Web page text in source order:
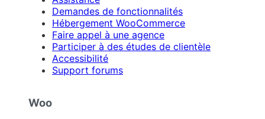
Demandes de fonctionnalités
Hébergement WooCommerce
Faire appel à une agence
Participer à des études de clientèle
Accessibilité
Support forums
Woo